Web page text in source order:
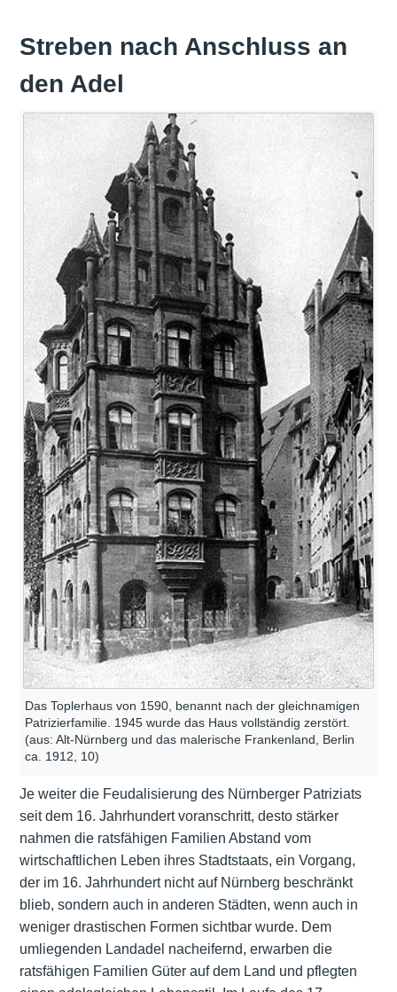
Streben nach Anschluss an
den Adel
Das Toplerhaus von 1590, benannt nach der gleichnamigen
Patrizierfamilie. 1945 wurde das Haus vollständig zerstört.
(aus: Alt-Nürnberg und das malerische Frankenland, Berlin
ca. 1912, 10)
Je weiter die Feudalisierung des Nürnberger Patriziats
seit dem 16. Jahrhundert voranschritt, desto stärker
nahmen die ratsfähigen Familien Abstand vom
wirtschaftlichen Leben ihres Stadtstaats, ein Vorgang,
der im 16. Jahrhundert nicht auf Nürnberg beschränkt
blieb, sondern auch in anderen Städten, wenn auch in
weniger drastischen Formen sichtbar wurde. Dem
umliegenden Landadel nacheifernd, erwarben die
ratsfähigen Familien Güter auf dem Land und pflegten